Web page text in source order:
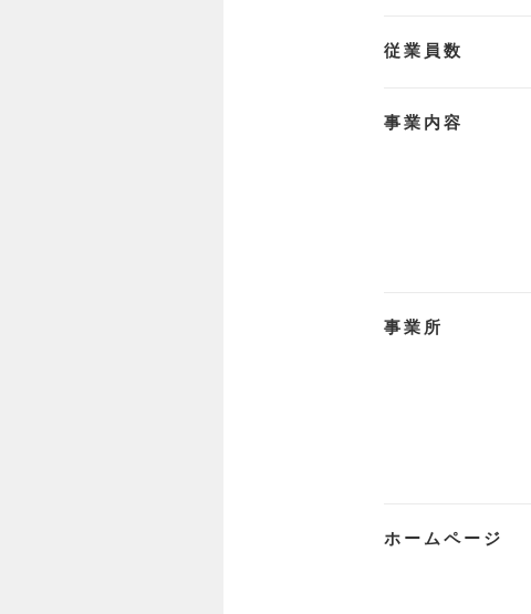
従業員数
事業内容
事業所
ホームページ